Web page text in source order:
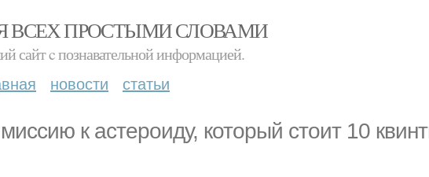
ВСЕХ ПРОСТЫМИ СЛОВАМИ
сайт c познавательной информацией.
новости статьи
к астероиду, который стоит 10